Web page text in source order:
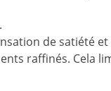
de satiété
raffinés. Cela